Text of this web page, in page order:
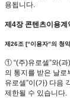
용됩니다.
제4장 콘텐츠이용계
제26조 [“이용자”의 청
① “(주)유로셀”와(과
의 통지를 받은 날로
유로셀”이(가) 다음
제한될 수 있습니다.